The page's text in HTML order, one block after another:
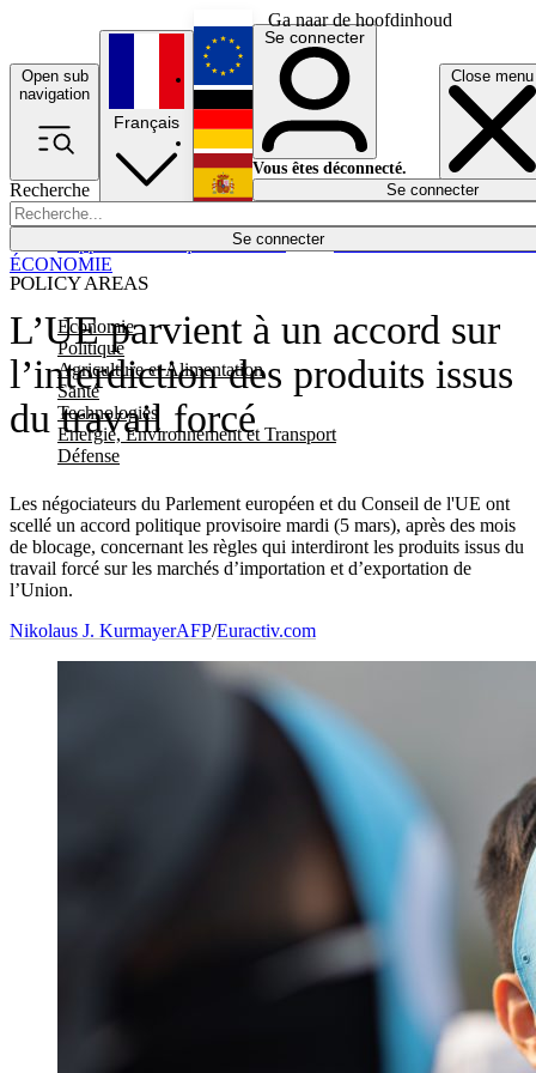
Ga naar de hoofdinhoud
Open sub
navigation
Close menu
Recherche
Se connecter
POLICY AREAS
Economie
Politique
Agriculture et Alimentation
Santé
Technologies
Energie, Environnement et Transport
Défense
Économie
Français
English
Deutsch
Español
Se connecter
Vous êtes déconnecté.
Se connecter
L’UE parvient à un accord sur
l’interdiction des produits issus
du travail forcé
Les négociateurs du Parlement européen et du Conseil de l'UE ont
scellé un accord politique provisoire mardi (5 mars), après des mois
de blocage, concernant les règles qui interdiront les produits issus du
travail forcé sur les marchés d’importation et d’exportation de
l’Union.
ÉCONOMIE
Nikolaus J. KurmayerAFP/Euractiv.com